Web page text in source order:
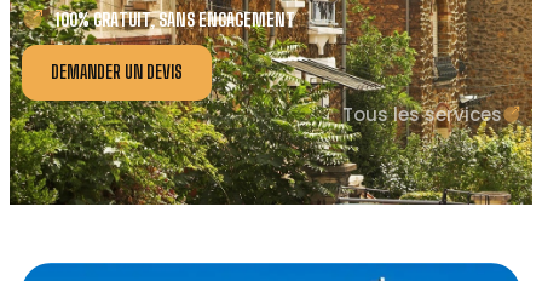
100% GRATUIT, SANS ENGAGEMENT
DEMANDER UN DEVIS
Tous les services